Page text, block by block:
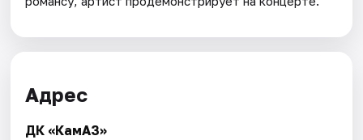
Адрес
ДК «КамАЗ»